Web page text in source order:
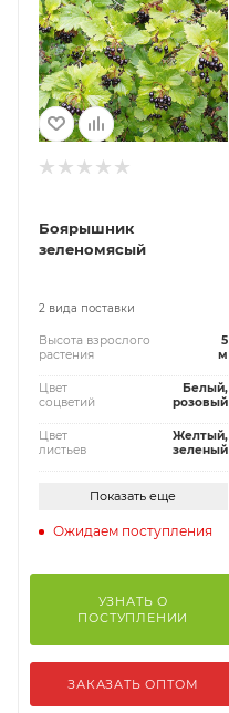
Боярышник
зеленомясый
2 вида поставки
Высота взрослого
растения
5
м
Цвет
соцветий
Белый,
розовый
Цвет
листьев
Желтый,
зеленый
Показать еще
Ожидаем поступления
УЗНАТЬ О
ПОСТУПЛЕНИИ
ЗАКАЗАТЬ ОПТОМ